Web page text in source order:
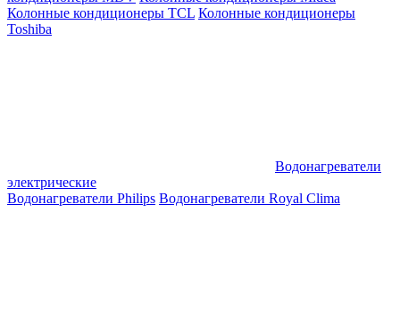
Колонные кондиционеры TCL Колонные кондиционеры
Toshiba
Водонагреватели
электрические
Водонагреватели Philips Водонагреватели Royal Clima